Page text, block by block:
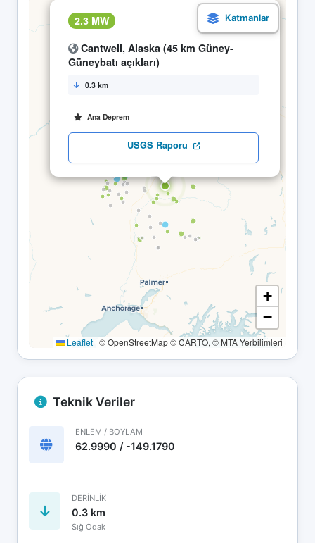
2.3 MW 13.04 04:05
Cantwell, Alaska (45 km Güney-
Güneybatı açıkları)
0.3 km
Ana Deprem
USGS Raporu
×
+
−
Leaflet | © OpenStreetMap © CARTO, © MTA Yerbilimleri
Teknik Veriler
ENLEM / BOYLAM
62.9990 / -149.1790
DERINLIK
0.3 km
Sığ Odak